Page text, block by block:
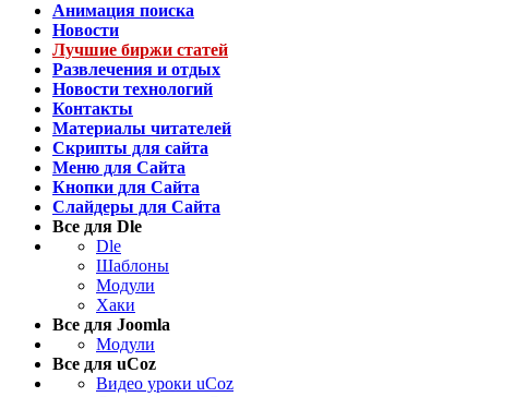
Анимация поиска
Новости
Лучшие биржи статей
Развлечения и отдых
Новости технологий
Контакты
Материалы читателей
Скрипты для сайта
Меню для Сайта
Кнопки для Сайта
Слайдеры для Сайта
Все для Dle
Dle
Шаблоны
Модули
Хаки
Все для Joomla
Модули
Все для uCoz
Видео уроки uCoz